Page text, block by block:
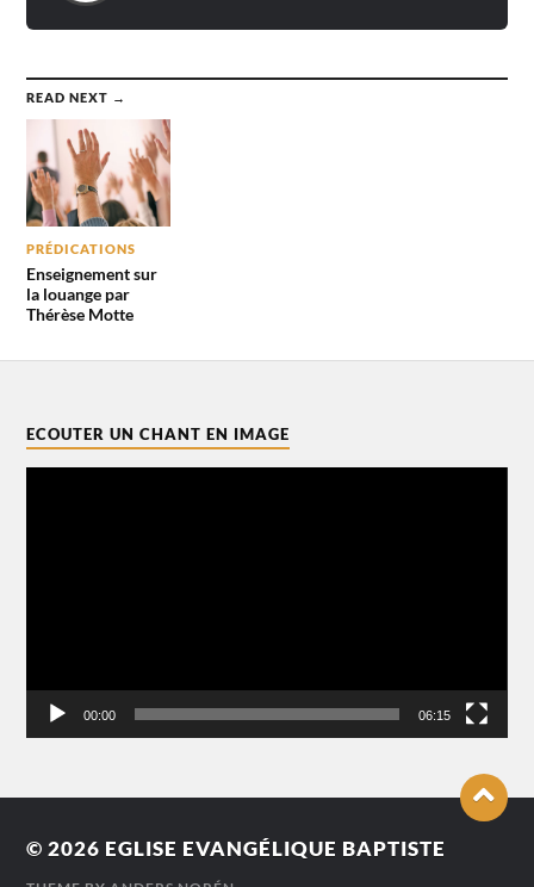
READ NEXT →
PRÉDICATIONS
Enseignement sur
la louange par
Thérèse Motte
ECOUTER UN CHANT EN IMAGE
00:00 06:15
© 2026 EGLISE EVANGÉLIQUE BAPTISTE